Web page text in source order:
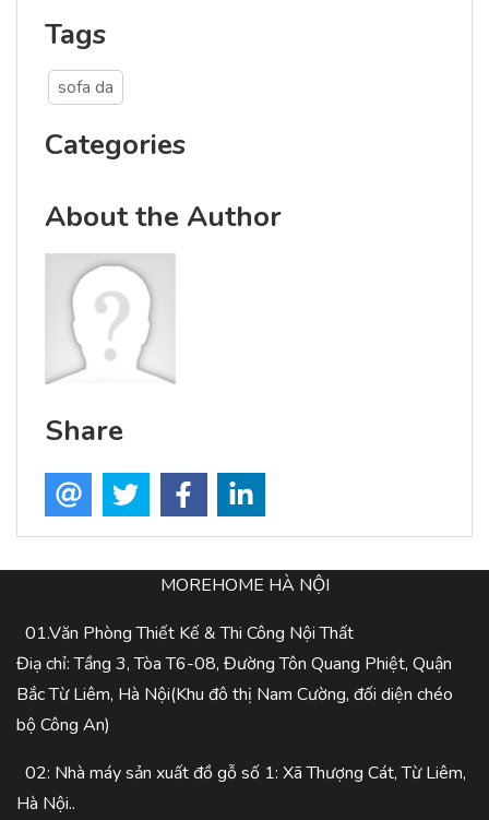
Tags
sofa da
Categories
About the Author
Share
MOREHOME HÀ NỘI
01.Văn Phòng Thiết Kế & Thi Công Nội Thất
Điạ chỉ: Tầng 3, Tòa T6-08, Đường Tôn Quang Phiệt, Quận
Bắc Từ Liêm, Hà Nội(Khu đô thị Nam Cường, đối diện chéo
bộ Công An)
02: Nhà máy sản xuất đồ gỗ số 1: Xã Thượng Cát, Từ Liêm,
Hà Nội..